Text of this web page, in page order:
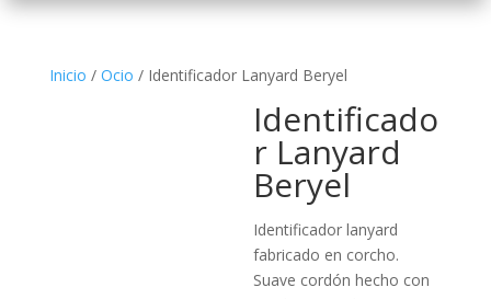
Inicio / Ocio / Identificador Lanyard Beryel
Identificado
r Lanyard
Beryel
Identificador lanyard
fabricado en corcho.
Suave cordón hecho con